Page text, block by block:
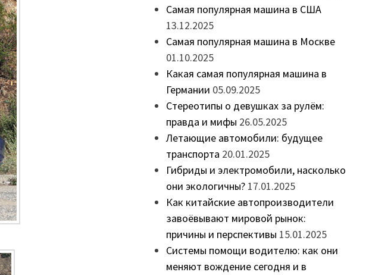
Самая популярная машина в США
13.12.2025
Самая популярная машина в Москве
01.10.2025
Какая самая популярная машина в
Германии 05.09.2025
Стереотипы о девушках за рулём:
правда и мифы 26.05.2025
Летающие автомобили: будущее
транспорта 20.01.2025
Гибриды и электромобили, насколько
они экологичны? 17.01.2025
Как китайские автопроизводители
завоёвывают мировой рынок:
причины и перспективы 15.01.2025
Системы помощи водителю: как они
меняют вождение сегодня и в